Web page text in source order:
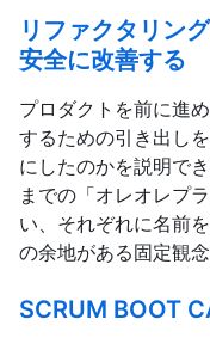
リファクタリン
安全に改善する
プロダクトを前に進
するための引き出し
にしたのかを説明で
までの「オレオレプ
い、それぞれに名前
の余地がある固定観
SCRUM BOOT